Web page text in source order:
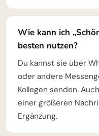
Wie kann ich
besten nutzen?
Du kannst sie über
oder andere
Kollegen senden.
einer größeren
Ergänzung.